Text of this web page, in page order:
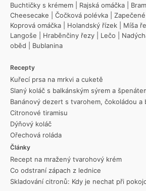
Buchtičky s krémem
Rajská omáčka
Cheesecake
Čočková polévka
Koprová omáčka
Holandský řízek Míša
Langoše
Hraběnčiny řezy Lečo
oběd
Bublanina
Recepty
Kuřecí prsa na mrkvi a cuketě
Slaný koláč s balkánským sýrem a
Banánový dezert s tvarohem, čokoládou a
Citronové tiramisu
Dýňový koláč
Ořechová roláda
Články
Recept na mražený tvarohový krém
Co odstraní zápach z lednice
Skladování citronů: Kdy je nechat při